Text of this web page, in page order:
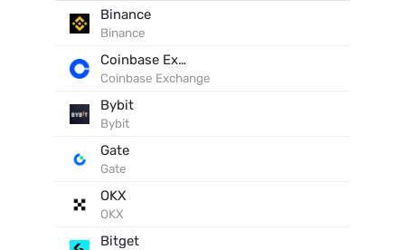
Binance
Binance
Coinbase Exchange
Coinbase Exchange
Bybit
Bybit
Gate
Gate
OKX
OKX
Bitget